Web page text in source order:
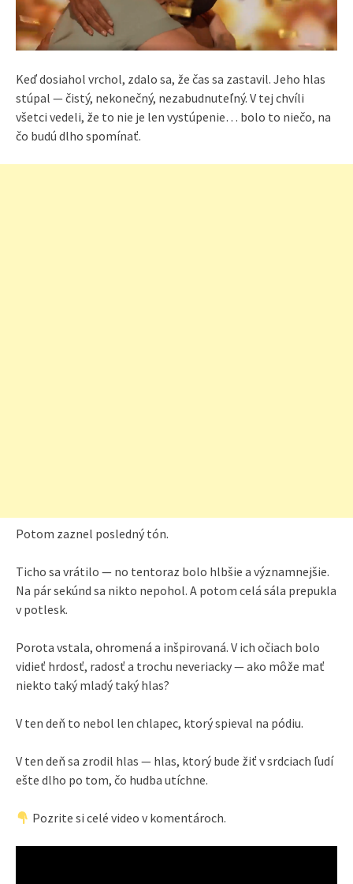
Keď dosiahol vrchol, zdalo sa, že čas sa zastavil. Jeho hlas
stúpal — čistý, nekonečný, nezabudnuteľný. V tej chvíli
všetci vedeli, že to nie je len vystúpenie… bolo to niečo, na
čo budú dlho spomínať.
Potom zaznel posledný tón.
Ticho sa vrátilo — no tentoraz bolo hlbšie a významnejšie.
Na pár sekúnd sa nikto nepohol. A potom celá sála prepukla
v potlesk.
Porota vstala, ohromená a inšpirovaná. V ich očiach bolo
vidieť hrdosť, radosť a trochu neveriacky — ako môže mať
niekto taký mladý taký hlas?
V ten deň to nebol len chlapec, ktorý spieval na pódiu.
V ten deň sa zrodil hlas — hlas, ktorý bude žiť v srdciach ľudí
ešte dlho po tom, čo hudba utíchne.
Pozrite si celé video v komentároch.